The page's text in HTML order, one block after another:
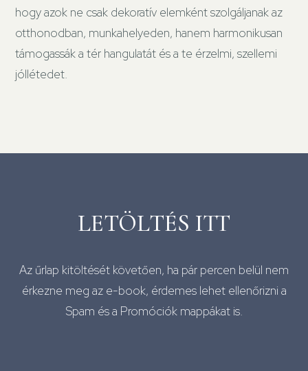
hogy azok ne csak dekoratív elemként szolgáljanak az
otthonodban, munkahelyeden, hanem harmonikusan
támogassák a tér hangulatát és a te érzelmi, szellemi
jóllétedet.
LETÖLTÉS ITT
Az űrlap kitöltését követően, ha pár percen belül nem
érkezne meg az e-book, érdemes lehet ellenőrizni a
Spam és a Promóciók mappákat is.